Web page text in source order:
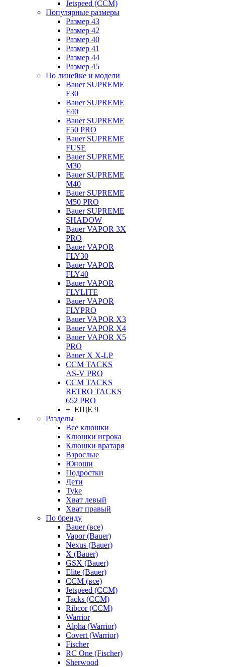
Jetspeed (CCM)
Популярные размеры
Размер 43
Размер 42
Размер 40
Размер 41
Размер 44
Размер 45
По линейке и модели
Bauer SUPREME
F30
Bauer SUPREME
F40
Bauer SUPREME
F50 PRO
Bauer SUPREME
FUSE
Bauer SUPREME
M30
Bauer SUPREME
M40
Bauer SUPREME
M50 PRO
Bauer SUPREME
SHADOW
Bauer VAPOR 3X
PRO
Bauer VAPOR
FLY30
Bauer VAPOR
FLY40
Bauer VAPOR
FLYLITE
Bauer VAPOR
FLYPRO
Bauer VAPOR X3
Bauer VAPOR X4
Bauer VAPOR X5
PRO
Bauer X X-LP
CCM TACKS
AS-V PRO
CCM TACKS
RETRO TACKS
652 PRO
+ ЕЩЕ 9
Разделы
Все клюшки
Клюшки игрока
Клюшки вратаря
Взрослые
Юноши
Подростки
Дети
Tyke
Хват левый
Хват правый
По бренду
Bauer (все)
Vapor (Bauer)
Nexus (Bauer)
X (Bauer)
GSX (Bauer)
Elite (Bauer)
CCM (все)
Jetspeed (CCM)
Tacks (CCM)
Ribcor (CCM)
Warrior
Alpha (Warrior)
Covert (Warrior)
Fischer
RC One (Fischer)
Sherwood